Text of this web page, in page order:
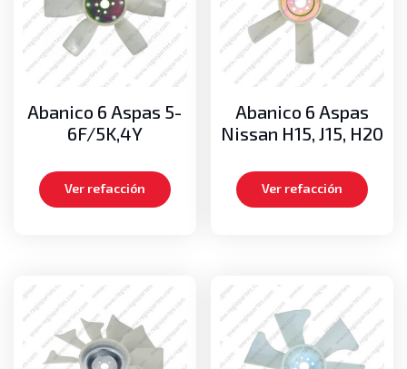
Abanico 6 Aspas 5-
6F/5K,4Y
Ver refacción
Abanico 6 Aspas
Nissan H15, J15, H20
Ver refacción